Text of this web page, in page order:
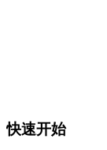
快速开始